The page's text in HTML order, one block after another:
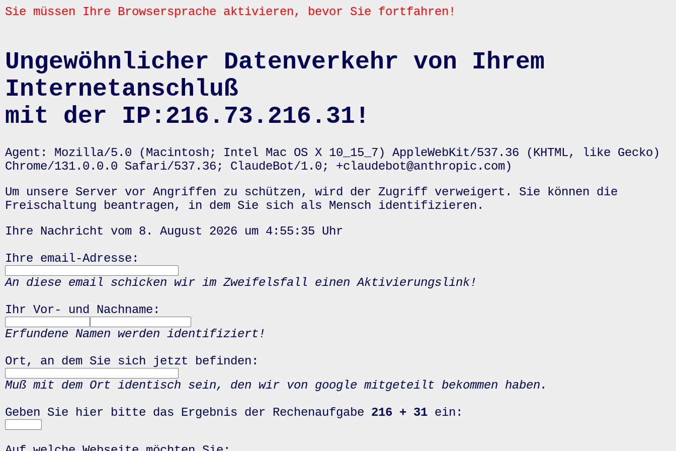
Sie müssen Ihre Browsersprache aktivieren, bevor Sie fortfahren!
Ungewöhnlicher Datenverkehr von Ihrem
Internetanschluß
mit der IP:216.73.216.31!
Agent: Mozilla/5.0 (Macintosh; Intel Mac OS X 10_15_7) AppleWebKit/537.36 (KHTML, like Gecko)
Chrome/131.0.0.0 Safari/537.36; ClaudeBot/1.0; +claudebot@anthropic.com)
Um unsere Server vor Angriffen zu schützen, wird der Zugriff verweigert. Sie können die
Freischaltung beantragen, in dem Sie sich als Mensch identifizieren.
Ihre Nachricht vom 8. August 2026 um 4:55:35 Uhr
Ihre email-Adresse:
An diese email schicken wir im Zweifelsfall einen Aktivierungslink!
Ihr Vor- und Nachname:
Erfundene Namen werden identifiziert!
Ort, an dem Sie sich jetzt befinden:
Muß mit dem Ort identisch sein, den wir von google mitgeteilt bekommen haben.
Geben Sie hier bitte das Ergebnis der Rechenaufgabe 216 + 31 ein: